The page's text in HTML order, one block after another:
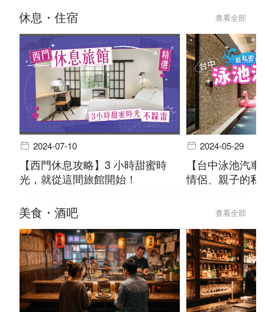
休息・住宿 查看全部
2024-07-10
【西門休息攻略】3 小時甜蜜時
光，就從這間旅館開始！
2024-05-29
【台中泳池汽
情侶、親子的私
美食・酒吧 查看全部